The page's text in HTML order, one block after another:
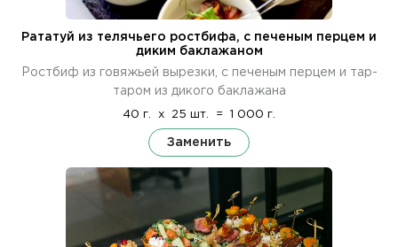
Рататуй из телячьего ростбифа, с печеным перцем и
диким баклажаном
Ростбиф из говяжьей вырезки, с печеным перцем и тар-
таром из дикого баклажана
40 г. x 25 шт. = 1 000 г.
Заменить